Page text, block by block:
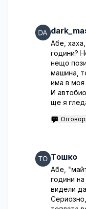
Абе,
години?
нещо
машина,
има в моя
И
ще я
Тошко
Абе,
години
видели